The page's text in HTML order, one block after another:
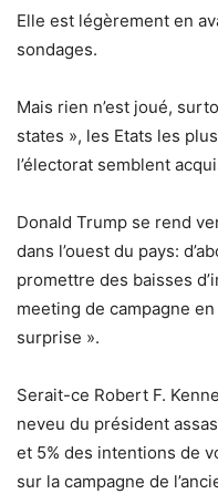
Elle est légèrement en
sondages.
Mais rien n’est joué,
states », les Etats les
l’électorat semblent
Donald Trump se rend
dans l’ouest du pays:
promettre des baisses
meeting de campagne
surprise ».
Serait-ce Robert F.
neveu du président
et 5% des intentions de
sur la campagne de